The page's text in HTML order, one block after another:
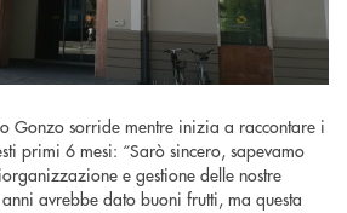
Gonzo sorride mentre inizia a raccontare i
primi 6 mesi: “Sarò sincero, sapevamo
e gestione delle nostre
avrebbe dato buoni frutti, ma questa